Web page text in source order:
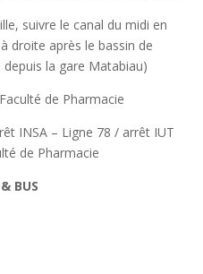
suivre le canal du midi en
droite après le bassin de
depuis la gare Matabiau)
de Pharmacie
INSA – Ligne 78 / arrêt IUT
de Pharmacie
BUS